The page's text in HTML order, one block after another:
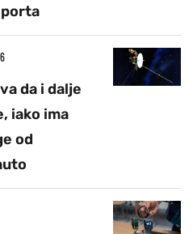
da i dalje
iako ima
od